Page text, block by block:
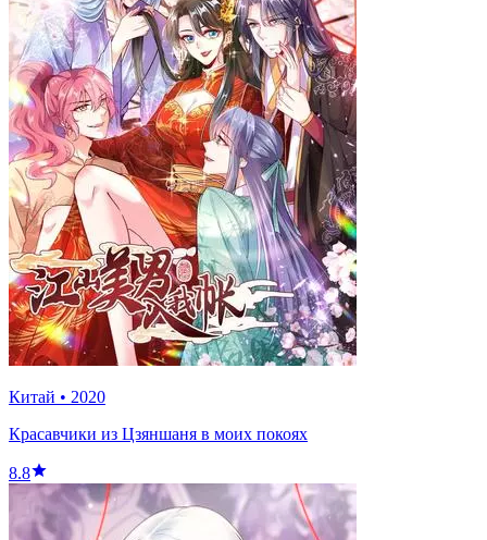
Китай • 2020
Красавчики из Цзяншаня в моих покоях
8.8